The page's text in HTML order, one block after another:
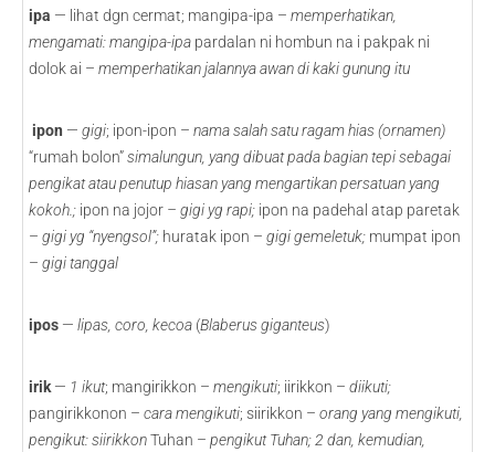
ipa — lihat dgn cermat; mangipa-ipa – memperhatikan,
mengamati:mangipa-ipa pardalan ni hombun na i pakpak ni
dolok ai – memperhatikan jalannya awan di kaki gunung itu
ipon — gigi; ipon-ipon – nama salah satu ragam hias (ornamen)
“rumah bolon”simalungun, yang dibuat pada bagian tepi sebagai
pengikat atau penutup hiasan yang mengartikan persatuan yang
kokoh.; ipon na jojor – gigi yg rapi; ipon na padehal atap paretak
– gigi yg “nyengsol”; huratak ipon – gigi gemeletuk; mumpat ipon
– gigi tanggal
ipos — lipas, coro, kecoa (Blaberus giganteus)
irik — 1 ikut; mangirikkon – mengikuti; iirikkon – diikuti;
pangirikkonon – cara mengikuti; siirikkon – orang yang mengikuti,
pengikut: siirikkonTuhan – pengikut Tuhan; 2 dan, kemudian,